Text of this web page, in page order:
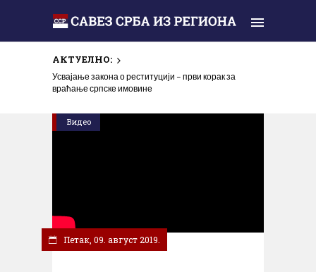
АКТУЕЛНО:
Усвајање закона о реституцији – први корак за
враћање српске имовине
Видео
Петак, 09. август 2019.